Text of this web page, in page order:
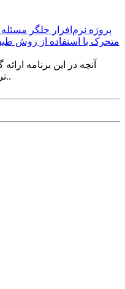
پروژه نرم‌افزار حلگر مسئله
متحرک با استفاده از روش
آنچه در این برنامه
تراکم پذیر آیزنتروپیک دو بعدی، با است..